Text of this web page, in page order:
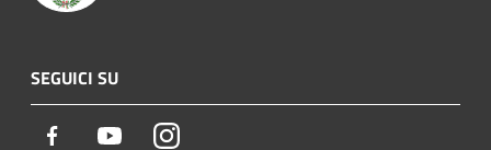
SEGUICI SU
Facebook YoutubeInstagram